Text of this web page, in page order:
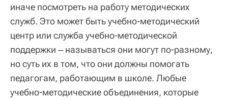
иначе посмотреть на работу методических
служб. Это может быть учебно-методический
центр или служба учебно-методической
поддержки ‒ называться они могут по-разному,
но суть их в том, что они должны помогать
педагогам, работающим в школе. Любые
учебно-методические объединения, которые